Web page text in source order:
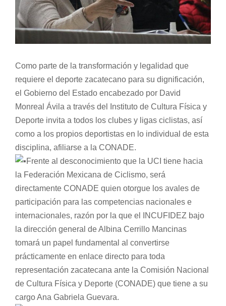
Comité de Igualdad
Directorio
Como parte de la transformación y legalidad que
requiere el deporte zacatecano para su dignificación,
el Gobierno del Estado encabezado por David
Monreal Ávila a través del Instituto de Cultura Física y
Deporte invita a todos los clubes y ligas ciclistas, así
como a los propios deportistas en lo individual de esta
disciplina, afiliarse a la CONADE.
Frente al desconocimiento que la UCI tiene hacia
la Federación Mexicana de Ciclismo, será
directamente CONADE quien otorgue los avales de
participación para las competencias nacionales e
internacionales, razón por la que el INCUFIDEZ bajo
la dirección general de Albina Cerrillo Mancinas
tomará un papel fundamental al convertirse
prácticamente en enlace directo para toda
representación zacatecana ante la Comisión Nacional
de Cultura Física y Deporte (CONADE) que tiene a su
cargo Ana Gabriela Guevara.